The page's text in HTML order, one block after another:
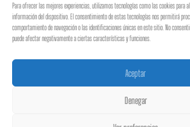
Para ofrecer las mejores experiencias, utilizamos tecnologías como las cookies para
información del dispositivo. El consentimiento de estas tecnologías nos permitirá
comportamiento de navegación o las identificaciones únicas en este sitio. No
puede afectar negativamente a ciertas características y funciones.
Aceptar
Denegar
♡ 𝐵𝑜𝒽𝑒𝓂𝒾𝒶𝓃
En este lugar solo
vibra